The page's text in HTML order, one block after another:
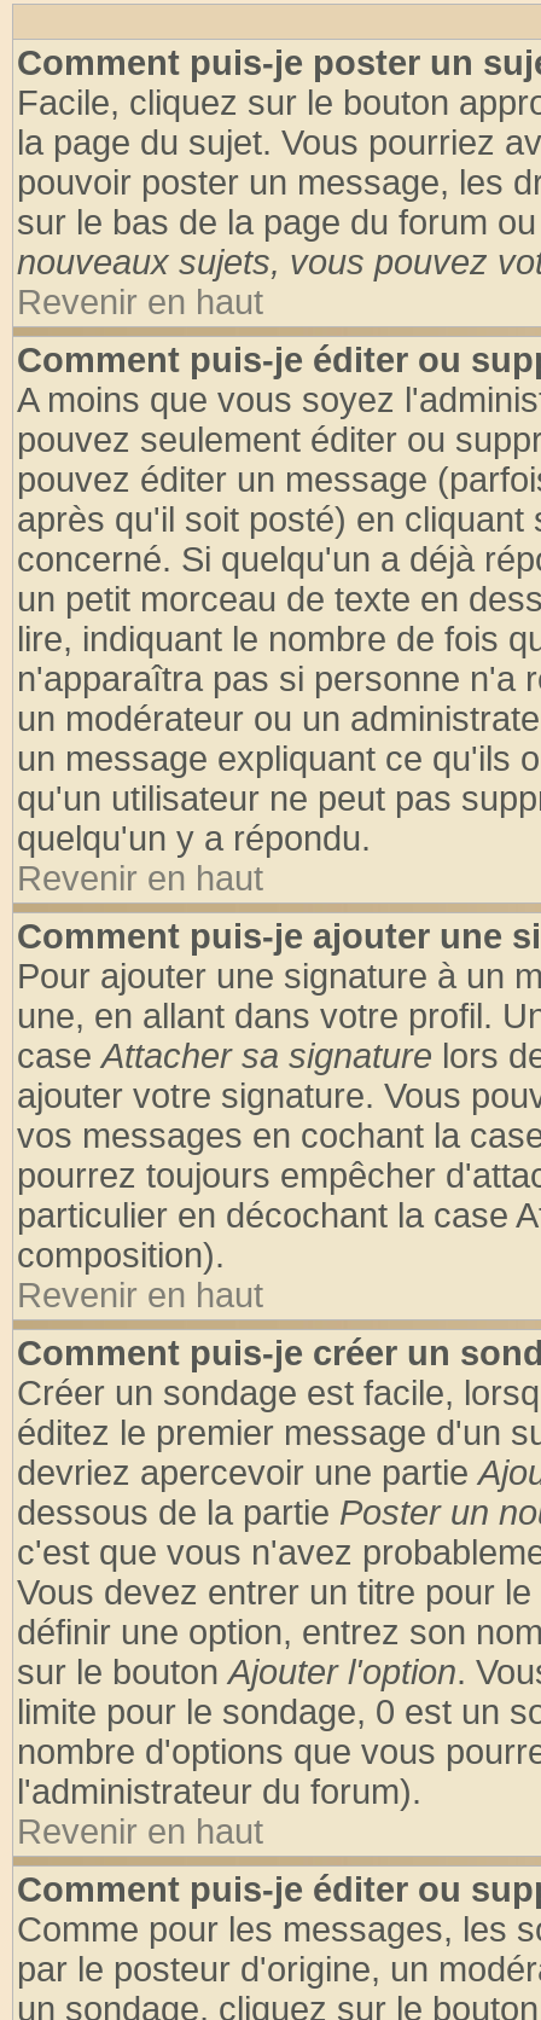
Comment puis-je poster un
Facile, cliquez sur le bouton
la page du sujet. Vous pourriez
pouvoir poster un message, les
sur le bas de la page du forum
nouveaux sujets, vous pouvez
Revenir en haut
Comment puis-je éditer ou
A moins que vous soyez
pouvez seulement éditer ou
pouvez éditer un message
après qu'il soit posté) en
concerné. Si quelqu'un a déjà
un petit morceau de texte en
lire, indiquant le nombre de fois
n'apparaîtra pas si personne n'a
un modérateur ou un
un message expliquant ce qu'ils
qu'un utilisateur ne peut pas
quelqu'un y a répondu.
Revenir en haut
Comment puis-je ajouter une
Pour ajouter une signature à un
une, en allant dans votre profil.
caseAttacher sa signature lors
ajouter votre signature. Vous
vos messages en cochant la
pourrez toujours empêcher
particulier en décochant la case
composition).
Revenir en haut
Comment puis-je créer un
Créer un sondage est facile,
éditez le premier message d'un
devriez apercevoir une partie
dessous de la partie Poster un
c'est que vous n'avez
Vous devez entrer un titre pour
définir une option, entrez son
sur le boutonAjouter l'option.
limite pour le sondage, 0 est un
nombre d'options que vous
l'administrateur du forum).
Revenir en haut
Comment puis-je éditer ou
Comme pour les messages, les
par le posteur d'origine, un
un sondage, cliquez sur le